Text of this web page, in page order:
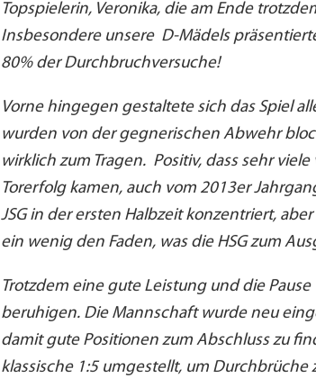
Topspielerin, Veronika, die am Ende
Insbesondere unsere D-Mädels
80% der Durchbruchversuche!
Vorne hingegen gestaltete sich das Spiel
wurden von der gegnerischen Abwehr
wirklich zum Tragen. Positiv, dass sehr
Torerfolg kamen, auch vom 2013er
JSG in der ersten Halbzeit konzentriert,
ein wenig den Faden, was die HSG zum
Trotzdem eine gute Leistung und die
beruhigen. Die Mannschaft wurde neu
damit gute Positionen zum Abschluss zu
klassische 1:5 umgestellt, um Durchbrüche